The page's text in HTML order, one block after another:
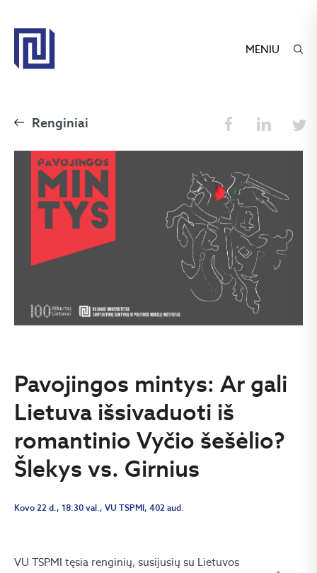
MENIU
Renginiai
Pavojingos mintys: Ar gali
Lietuva išsivaduoti iš
romantinio Vyčio šešėlio?
Šlekys vs. Girnius
Kovo 22 d., 18:30 val., VU TSPMI, 402 aud.
VU TSPMI tęsia renginių, susijusių su Lietuvos